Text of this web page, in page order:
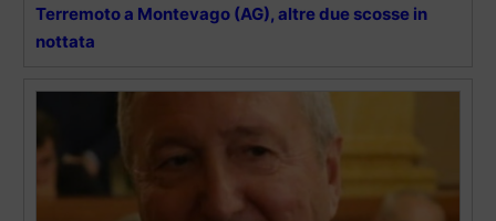
Terremoto a Montevago (AG), altre due scosse in
nottata